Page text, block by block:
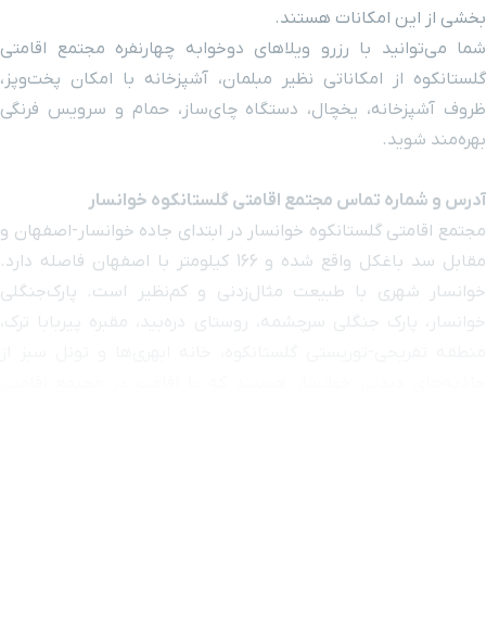
بخشی از این امکانات هستند.
شما می‌توانید با رزرو ویلاهای دوخوابه چهارنفره مجتمع اقامتی
گلستانکوه از امکاناتی نظیر مبلمان، آشپزخانه با امکان پخت‌وپز،
ظروف آشپزخانه، یخچال، دستگاه چای‌ساز، حمام و سرویس فرنگی
بهره‌مند شوید.
آدرس و شماره تماس مجتمع اقامتی گلستانکوه خوانسار
مجتمع اقامتی گلستانکوه خوانسار در ابتدای جاده خوانسار-اصفهان و
مقابل سد باغکل واقع شده و 166 کیلومتر با اصفهان فاصله دارد.
خوانسار شهری با طبیعت مثال‌زدنی و کم‌نظیر است. پارک‌جنگلی
خوانسار، پارک جنگلی سرچشمه، روستای دره‌بید، مقبره پیربابا ترک،